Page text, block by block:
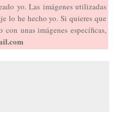
yo. Las imágenes utilizadas
lo he hecho yo. Si quieres que
unas imágenes específicas,